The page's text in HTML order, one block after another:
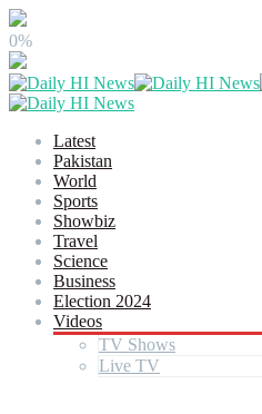
0%
Latest
Pakistan
World
Sports
Showbiz
Travel
Science
Business
Election 2024
Videos
TV Shows
Live TV